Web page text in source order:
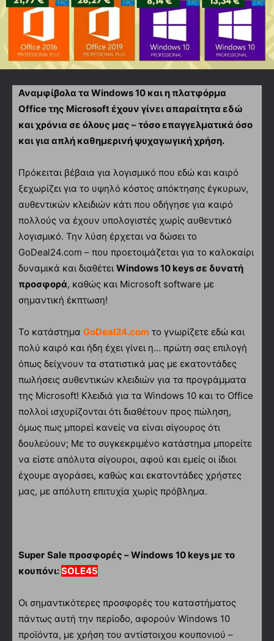
Αναμφίβολα τα Windows10 και η πλατφόρμα
Officeτης Microsoftέχουν γίνει απαραίτητα εδώ
και χρόνια σε όλους μας – τόσο επαγγελματικά όσο
και για απλή καθημερινή ψυχαγωγική χρήση.
Πρόκειται βέβαια για λογισμικό που εδώ και καιρό
ξεχωρίζει για το υψηλό κόστος απόκτησης έγκυρων,
αυθεντικών κλειδιών κάτι που οδήγησε για καιρό
πολλούς να έχουν υπολογιστές χωρίς αυθεντικό
λογισμικό. Την λύση έρχεται να δώσει το
GoDeal24.com – που προετοιμάζεται για το καλοκαίρι
δυναμικά και διαθέτει Windows10 keys σε δυνατή
προσφορά, καθώς και Microsoft software με
σημαντική έκπτωση!
Το κατάστημα GoDeal24.com το γνωρίζετε εδώ και
πολύ καιρό και ήδη έχει γίνει η… πρώτη σας επιλογή
όπως δείχνουν τα στατιστικά μας με εκατοντάδες
πωλήσεις αυθεντικών κλειδιών για τα προγράμματα
της Microsoft! Κλειδιά για τα Windows 10 και το Office
πολλοί ισχυρίζονται ότι διαθέτουν προς πώληση,
όμως πως μπορεί κανείς να είναι σίγουρος ότι
δουλεύουν; Με το συγκεκριμένο κατάστημα μπορείτε
να είστε απόλυτα σίγουροι, αφού και εμείς οι ίδιοι
έχουμε αγοράσει, καθώς και εκατοντάδες χρήστες
μας, με απόλυτη επιτυχία χωρίς πρόβλημα.
Super Sale προσφορές –Windows 10 keys με το
κουπόνι:SOLE45
Οι σημαντικότερες προσφορές του καταστήματος
πάντως αυτή την περίοδο, αφορούν Windows 10
προϊόντα, με χρήση του αντίστοιχου κουπονιού –